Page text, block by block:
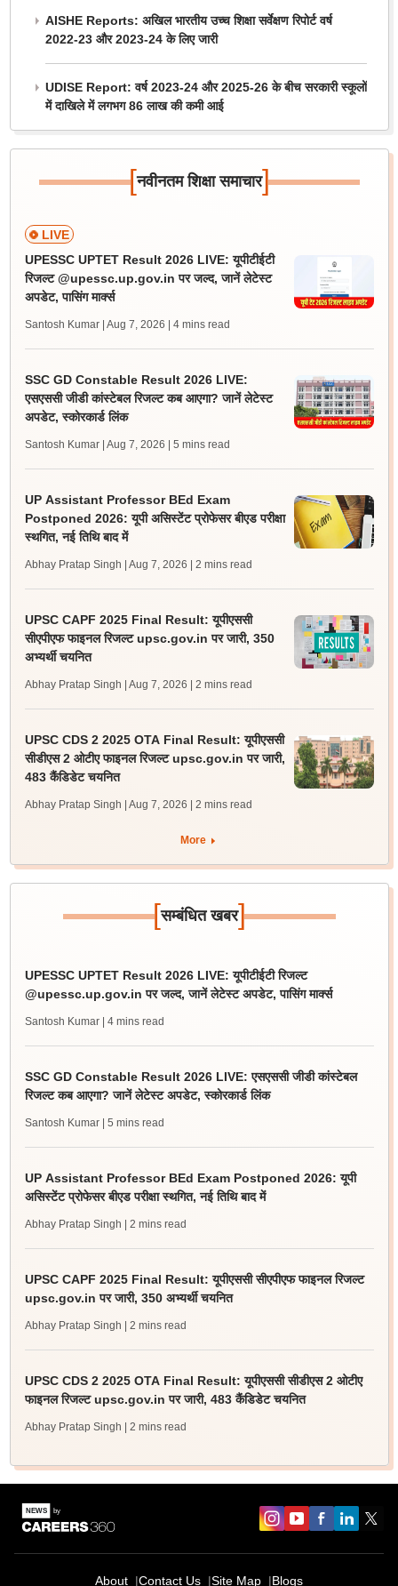
AISHE Reports: अखिल भारतीय उच्च शिक्षा सर्वेक्षण रिपोर्ट वर्ष
2022-23 और 2023-24 के लिए जारी
UDISE Report: वर्ष 2023-24 और 2025-26 के बीच सरकारी स्कूलों
में दाखिले में लगभग 86 लाख की कमी आई
[नवीनतम शिक्षा समाचार]
LIVE
UPESSC UPTET Result 2026 LIVE: यूपीटीईटी
रिजल्ट @upessc.up.gov.in पर जल्द, जानें लेटेस्ट
अपडेट, पासिंग मार्क्स
Santosh Kumar | Aug 7, 2026 | 4 mins read
SSC GD Constable Result 2026 LIVE:
एसएससी जीडी कांस्टेबल रिजल्ट कब आएगा? जानें लेटेस्ट
अपडेट, स्कोरकार्ड लिंक
Santosh Kumar | Aug 7, 2026 | 5 mins read
UP Assistant Professor BEd Exam
Postponed 2026: यूपी असिस्टेंट प्रोफेसर बीएड परीक्षा
स्थगित, नई तिथि बाद में
Abhay Pratap Singh | Aug 7, 2026 | 2 mins read
UPSC CAPF 2025 Final Result: यूपीएससी
सीएपीएफ फाइनल रिजल्ट upsc.gov.in पर जारी, 350
अभ्यर्थी चयनित
Abhay Pratap Singh | Aug 7, 2026 | 2 mins read
UPSC CDS 2 2025 OTA Final Result: यूपीएससी
सीडीएस 2 ओटीए फाइनल रिजल्ट upsc.gov.in पर जारी,
483 कैंडिडेट चयनित
Abhay Pratap Singh | Aug 7, 2026 | 2 mins read
More
[सम्बंधित खबर]
UPESSC UPTET Result 2026 LIVE: यूपीटीईटी रिजल्ट
@upessc.up.gov.in पर जल्द, जानें लेटेस्ट अपडेट, पासिंग मार्क्स
Santosh Kumar | 4 mins read
SSC GD Constable Result 2026 LIVE: एसएससी जीडी कांस्टेबल
रिजल्ट कब आएगा? जानें लेटेस्ट अपडेट, स्कोरकार्ड लिंक
Santosh Kumar | 5 mins read
UP Assistant Professor BEd Exam Postponed 2026: यूपी
असिस्टेंट प्रोफेसर बीएड परीक्षा स्थगित, नई तिथि बाद में
Abhay Pratap Singh | 2 mins read
UPSC CAPF 2025 Final Result: यूपीएससी सीएपीएफ फाइनल रिजल्ट
upsc.gov.in पर जारी, 350 अभ्यर्थी चयनित
Abhay Pratap Singh | 2 mins read
UPSC CDS 2 2025 OTA Final Result: यूपीएससी सीडीएस 2 ओटीए
फाइनल रिजल्ट upsc.gov.in पर जारी, 483 कैंडिडेट चयनित
Abhay Pratap Singh | 2 mins read
About Contact Us Site Map Blogs